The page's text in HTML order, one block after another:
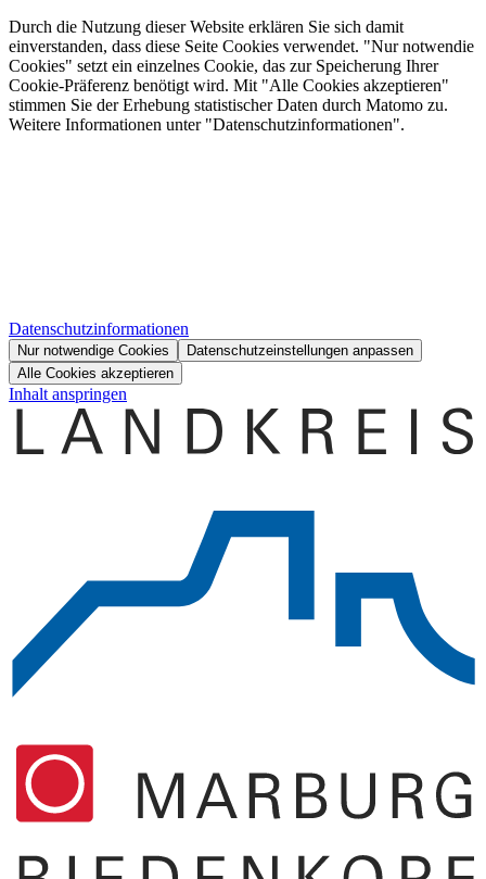
Durch die Nutzung dieser Website erklären Sie sich damit
einverstanden, dass diese Seite Cookies verwendet. "Nur notwendie
Cookies" setzt ein einzelnes Cookie, das zur Speicherung Ihrer
Cookie-Präferenz benötigt wird. Mit "Alle Cookies akzeptieren"
stimmen Sie der Erhebung statistischer Daten durch Matomo zu.
Weitere Informationen unter "Datenschutzinformationen".
Datenschutzinformationen
Nur notwendige Cookies
Datenschutzeinstellungen anpassen
Alle Cookies akzeptieren
Inhalt anspringen